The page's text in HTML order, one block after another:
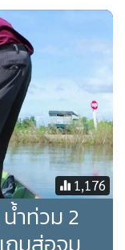
1,176
ำท่วม 2